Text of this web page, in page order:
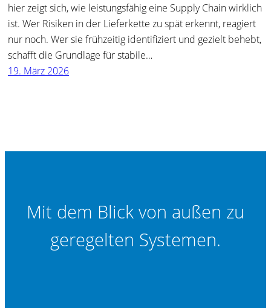
hier zeigt sich, wie leistungsfähig eine Supply Chain wirklich
ist. Wer Risiken in der Lieferkette zu spät erkennt, reagiert
nur noch. Wer sie frühzeitig identifiziert und gezielt behebt,
schafft die Grundlage für stabile…
19. März 2026
Mit dem Blick von außen zu
geregelten Systemen.